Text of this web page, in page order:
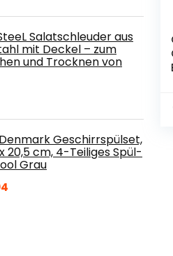
Salatschleuder aus
mit Deckel – zum
und Trocknen von
Geschirrspülset,
x 20,5 cm, 4-Teiliges Spül-
Grau